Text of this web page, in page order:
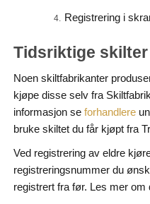
Registrering i
Tidsriktige skilter
Noen skiltfabrikanter
kjøpe disse selv fra
informasjon se forhandlere
bruke skiltet du får kjøpt fra
Ved registrering av eldre
registreringsnummer du
registrert fra før. Les mer om